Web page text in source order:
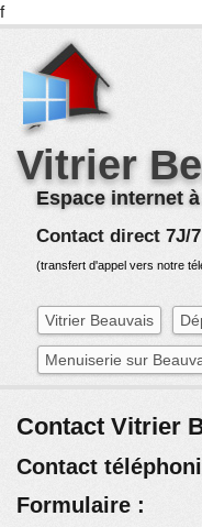
f
Vitrier
Espace internet
Contact direct 7J/
(transfert d'appel vers notre
Vitrier Beauvais
Menuiserie sur
Contact Vitrier
Contact
Formulaire :